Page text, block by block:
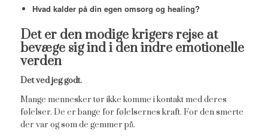
Hvad kalder på din egen omsorg og healing?
Det er den modige krigers rejse at
bevæge sig ind i den indre emotionelle
verden
Det ved jeg godt.
Mange mennesker tør ikke komme i kontakt med deres
følelser. De er bange for følelsernes kraft. For den smerte
der var og som de gemmer på.